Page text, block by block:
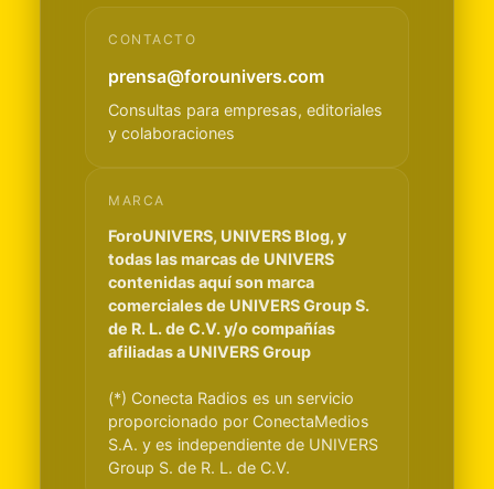
CONTACTO
prensa@forounivers.com
Consultas para empresas, editoriales
y colaboraciones
MARCA
ForoUNIVERS, UNIVERS Blog, y
todas las marcas de UNIVERS
contenidas aquí son marca
comerciales de UNIVERS Group S.
de R. L. de C.V. y/o compañías
afiliadas a UNIVERS Group
(*) Conecta Radios es un servicio
proporcionado por ConectaMedios
S.A. y es independiente de UNIVERS
Group S. de R. L. de C.V.